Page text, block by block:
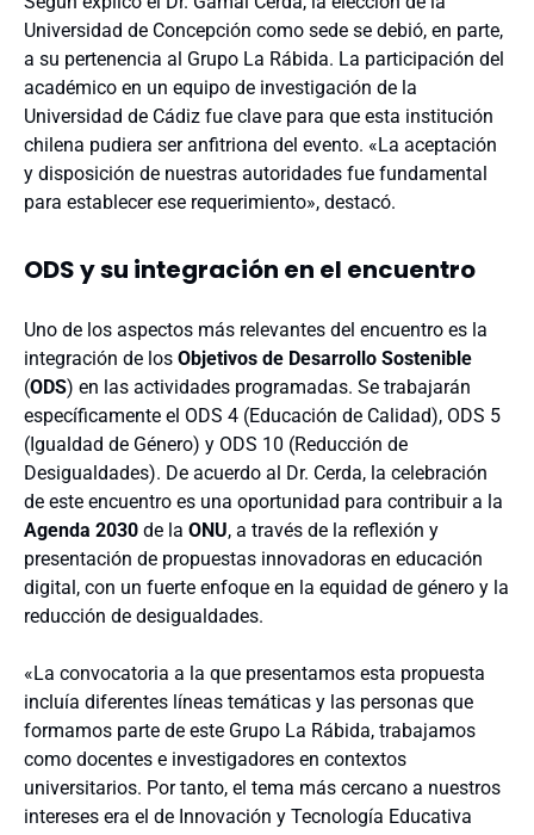
Universidad de Concepción como sede se debió, en parte,
a su pertenencia al Grupo La Rábida. La participación del
académico en un equipo de investigación de la
Universidad de Cádiz fue clave para que esta institución
chilena pudiera ser anfitriona del evento. «La aceptación
y disposición de nuestras autoridades fue fundamental
para establecer ese requerimiento», destacó.
ODS y su integración en el encuentro
Uno de los aspectos más relevantes del encuentro es la
integración de los Objetivos de Desarrollo Sostenible
(ODS) en las actividades programadas. Se trabajarán
específicamente el ODS 4 (Educación de Calidad), ODS 5
(Igualdad de Género) y ODS 10 (Reducción de
Desigualdades). De acuerdo al Dr. Cerda, la celebración
de este encuentro es una oportunidad para contribuir a la
Agenda 2030 de la ONU, a través de la reflexión y
presentación de propuestas innovadoras en educación
digital, con un fuerte enfoque en la equidad de género y la
reducción de desigualdades.
«La convocatoria a la que presentamos esta propuesta
incluía diferentes líneas temáticas y las personas que
formamos parte de este Grupo La Rábida, trabajamos
como docentes e investigadores en contextos
universitarios. Por tanto, el tema más cercano a nuestros
intereses era el de Innovación y Tecnología Educativa